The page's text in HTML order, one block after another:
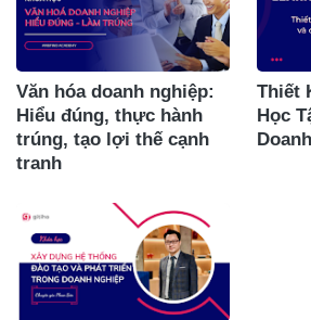
Văn hóa doanh nghiệp:
Hiểu đúng, thực hành
trúng, tạo lợi thế cạnh
tranh
Thiết
Học